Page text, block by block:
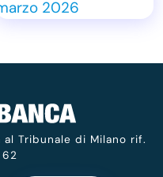
Tribunale di Milano rif.
62